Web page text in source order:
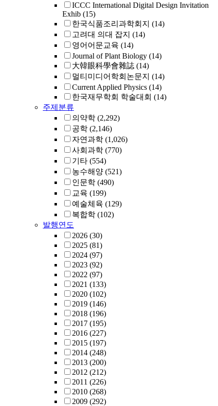
ICCC International Digital Design Invitation
Exhib (15)
한국식품조리과학회지 (14)
고려대 의대 잡지 (14)
영어어문교육 (14)
Journal of Plant Biology (14)
大韓眼科學會雜誌 (14)
멀티미디어학회논문지 (14)
Current Applied Physics (14)
한국재무학회 학술대회 (14)
주제분류
의약학 (2,292)
공학 (2,146)
자연과학 (1,026)
사회과학 (770)
기타 (554)
농수해양 (521)
인문학 (490)
교육 (199)
예술체육 (129)
복합학 (102)
발행연도
2026 (30)
2025 (81)
2024 (97)
2023 (92)
2022 (97)
2021 (133)
2020 (102)
2019 (146)
2018 (196)
2017 (195)
2016 (227)
2015 (197)
2014 (248)
2013 (200)
2012 (212)
2011 (226)
2010 (268)
2009 (292)